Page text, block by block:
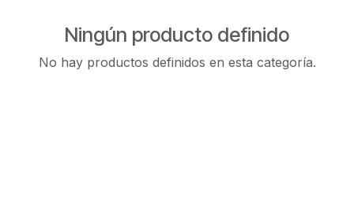
Ningún producto definido
No hay productos definidos en esta categoría.